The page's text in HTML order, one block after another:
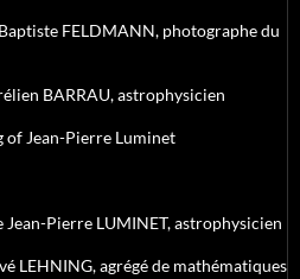
FELDMANN, photographe du
BARRAU, astrophysicien
of Jean-Pierre Luminet
Jean-Pierre LUMINET, astrophysicien
LEHNING, agrégé de mathématiques